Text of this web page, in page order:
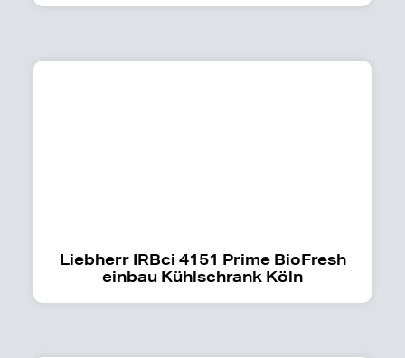
Liebherr IRBci 4151 Prime BioFresh
einbau Kühlschrank Köln